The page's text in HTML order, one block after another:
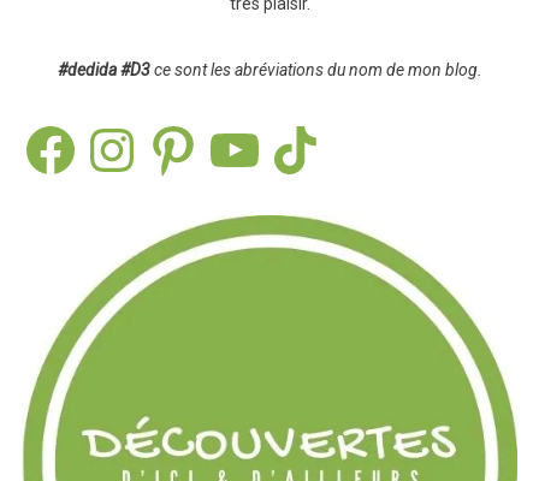
#dedida #D3ce sont les abréviations du nom de mon blog.
FacebookInstagramPinterest TikTok